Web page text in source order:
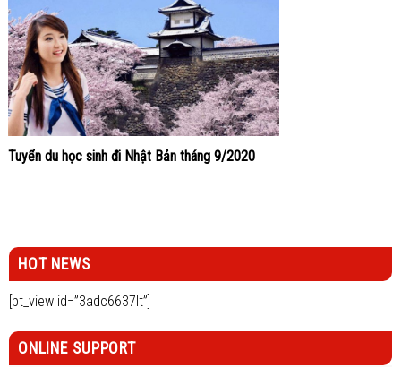
Tuyển du học sinh đi Nhật Bản tháng 9/2020
HOT NEWS
[pt_view id=”3adc6637lt”]
ONLINE SUPPORT